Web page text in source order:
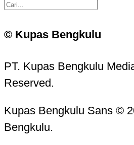
© Kupas Bengkulu
PT. Kupas Bengkulu
Reserved.
Kupas Bengkulu Sans ©
Bengkulu.